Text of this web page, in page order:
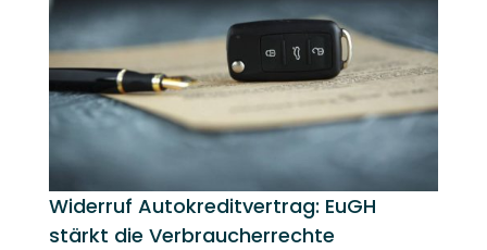
Widerruf Autokreditvertrag: EuGH
stärkt die Verbraucherrechte